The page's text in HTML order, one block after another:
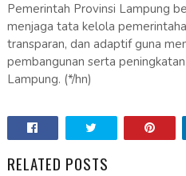
Pemerintah Provinsi Lampung
menjaga tata kelola
transparan, dan adaptif guna
pembangunan serta
Lampung. (*/hn)
RELATED POSTS